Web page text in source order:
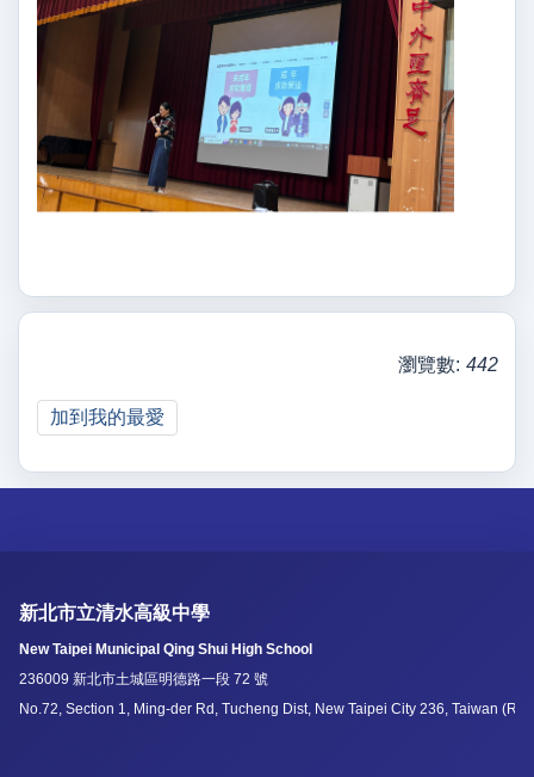
瀏覽數: 442
加到我的最愛
新北市立清水高級中學
New Taipei Municipal Qing Shui High School
236009 新北市土城區明德路一段 72 號
No.72, Section 1, Ming-der Rd, Tucheng Dist, New Taipei City 236, Taiwan